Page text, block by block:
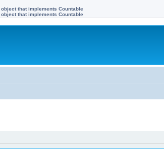
that implements Countable
that implements Countable